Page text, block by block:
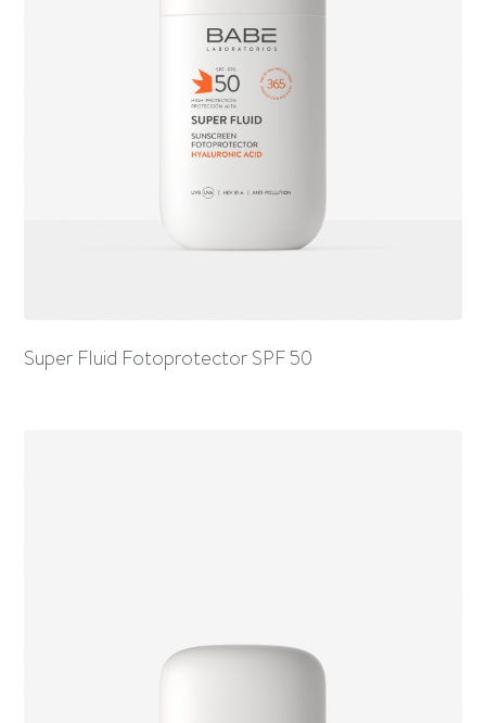
Super Fluid Fotoprotector SPF 50